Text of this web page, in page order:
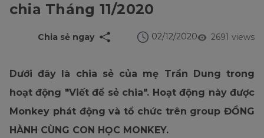
chia Tháng 11/2020
2691 views
02/12/2020
Chia sẻ ngay
Dưới đây là chia sẻ của mẹ Trần Dung trong
hoạt động "Viết để sẻ chia". Hoạt động này được
Monkey phát động và tổ chức trên group ĐỒNG
HÀNH CÙNG CON HỌC MONKEY.